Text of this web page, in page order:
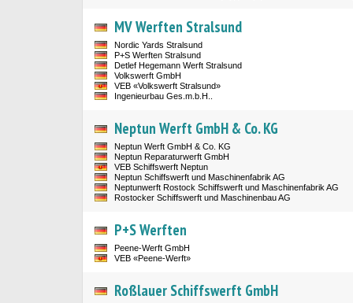
MV Werften Stralsund
Nordic Yards Stralsund
P+S Werften Stralsund
Detlef Hegemann Werft Stralsund
Volkswerft GmbH
VEB «Volkswerft Stralsund»
Ingenieurbau Ges.m.b.H..
Neptun Werft GmbH & Co. KG
Neptun Werft GmbH & Co. KG
Neptun Reparaturwerft GmbH
VEB Schiffswerft Neptun
Neptun Schiffswerft und Maschinenfabrik AG
Neptunwerft Rostock Schiffswerft und Maschinenfabrik AG
Rostocker Schiffswerft und Maschinenbau AG
P+S Werften
Peene-Werft GmbH
VEB «Peene-Werft»
Roßlauer Schiffswerft GmbH